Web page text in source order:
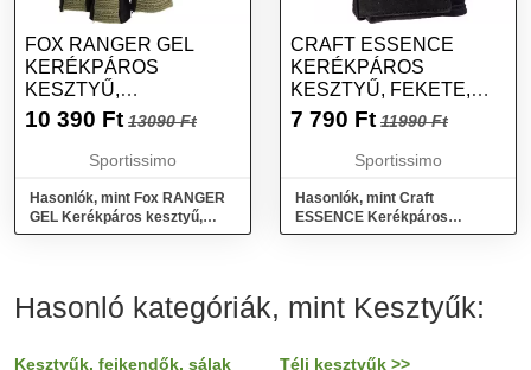
FOX RANGER GEL
KERÉKPÁROS
KESZTYŰ,
SÖTÉTZÖLD, MÉRET
10 390 Ft 13090 Ft
Sportissimo
Hasonlók, mint Fox RANGER
GEL Kerékpáros kesztyű,
sötétzöld, méret
CRAFT ESSENCE
KERÉKPÁROS
KESZTYŰ, FEKETE,
MÉRET
7 790 Ft 11990 Ft
Sportissimo
Hasonlók, mint Craft
ESSENCE Kerékpáros
kesztyű, fekete, méret
Hasonló kategóriák, mint Kesztyűk:
Kesztyűk, fejkendők, sálak Téli kesztyűk >>